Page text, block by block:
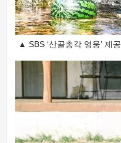
▲ SBS ‘산골총각 영웅’ 제공